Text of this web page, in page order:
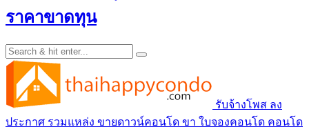
ราคาขาดทุน
รับจ้างโพส ลง
ประกาศ รวมแหล่ง ขายดาวน์คอนโด ขา ใบจองคอนโด คอนโด